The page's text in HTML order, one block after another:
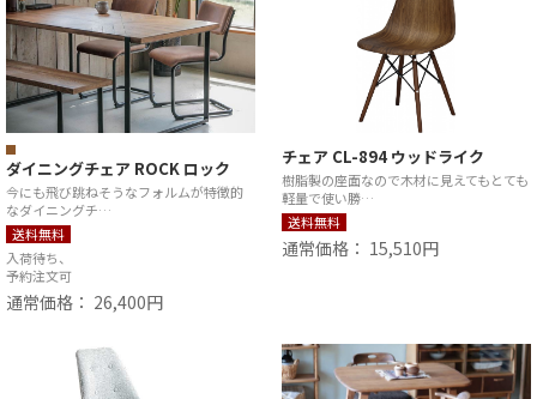
ダイニングチェア ROCK ロック
今にも飛び跳ねそうなフォルムが特徴的
なダイニングチ…
送料無料
入荷待ち、
予約注文可
通常価格： 26,400円
チェア CL-894 ウッドライク
樹脂製の座面なので木材に見えてもとても
軽量で使い勝…
送料無料
通常価格： 15,510円